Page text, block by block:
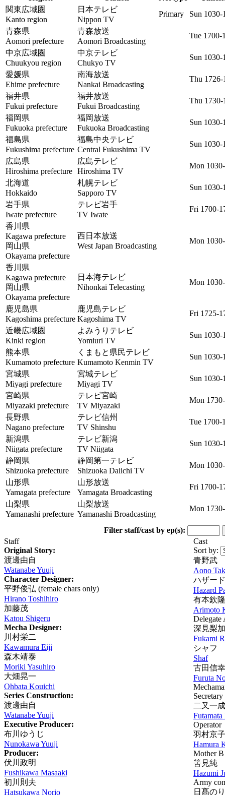
関東広域圏
Kanto region
日本テレビ
Nippon TV
Primary
Sun 1030-
青森県
Aomori prefecture
青森放送
Aomori Broadcasting
Tue 1700-
中京広域圏
Chuukyou region
中京テレビ
Chukyo TV
Sun 1030-
愛媛県
Ehime prefecture
南海放送
Nankai Broadcasting
Thu 1726-
福井県
Fukui prefecture
福井放送
Fukui Broadcasting
Thu 1730-
福岡県
Fukuoka prefecture
福岡放送
Fukuoka Broadcasting
Sun 1030-
福島県
Fukushima prefecture
福島中央テレビ
Central Fukushima TV
Sun 1030-
広島県
Hiroshima prefecture
広島テレビ
Hiroshima TV
Mon
北海道
Hokkaido
札幌テレビ
Sapporo TV
Sun 1030-
岩手県
Iwate prefecture
テレビ岩手
TV Iwate
Fri 1700-
香川県
Kagawa prefecture
岡山県
Okayama prefecture
西日本放送
West Japan Broadcasting
Mon
香川県
Kagawa prefecture
岡山県
Okayama prefecture
日本海テレビ
Nihonkai Telecasting
Mon
鹿児島県
Kagoshima prefecture
鹿児島テレビ
Kagoshima TV
Fri 1725-
近畿広域圏
Kinki region
よみうりテレビ
Yomiuri TV
Sun 1030-
熊本県
Kumamoto prefecture
くまもと県民テレビ
Kumamoto Kenmin TV
Sun 1030-
宮城県
Miyagi prefecture
宮城テレビ
Miyagi TV
Sun 1030-
宮崎県
Miyazaki prefecture
テレビ宮崎
TV Miyazaki
Mon
長野県
Nagano prefecture
テレビ信州
TV Shinshu
Tue 1700-
新潟県
Niigata prefecture
テレビ新潟
TV Niigata
Sun 1030-
静岡県
Shizuoka prefecture
静岡第一テレビ
Shizuoka Daiichi TV
Mon
山形県
Yamagata prefecture
山形放送
Yamagata Broadcasting
Fri 1700-
山梨県
Yamanashi prefecture
山梨放送
Yamanashi Broadcasting
Mon
Filter staff/cast by ep(s):
Staff
Original Story:
渡邊由自
Watanabe Yuuji
Character Designer:
平野俊弘 (female chars only)
Hirano Toshihiro
加藤茂
Katou Shigeru
Mecha Designer:
川村栄二
Kawamura Eiji
森木靖泰
Moriki Yasuhiro
大畑晃一
Ohbata Kouichi
Series Construction:
渡邊由自
Watanabe Yuuji
Executive Producer:
布川ゆうじ
Nunokawa Yuuji
Producer:
伏川政明
Fushikawa Masaaki
初川則夫
Hatsukawa Norio
Cast
Sort by:
青野武
Aono
ハザー
Hazard
有本欽隆
Arimoto
Delegate
深見梨加
Fukami
シャフ
Shaf
古田信幸
Furuta
Secretary
二又一成
Futamata
Operator
羽村京子
Hamura
Mother B
筈見純
Hazumi
Army
日髙の